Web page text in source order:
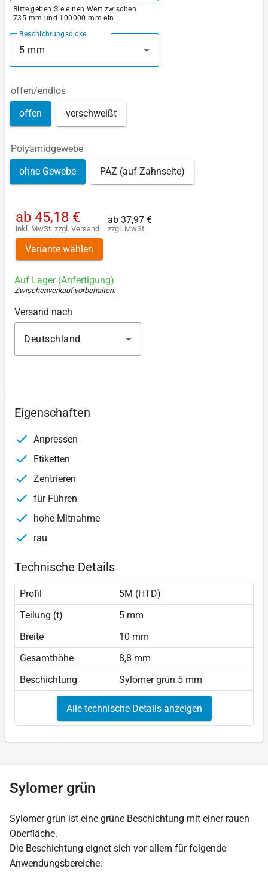
Bitte geben Sie einen Wert zwischen
735 mm und 100000 mm ein.
Beschichtungsdicke
5 mm
offen/endlos
offen verschweißt
Polyamidgewebe
ohne Gewebe PAZ (auf Zahnseite)
ab 45,18 €
inkl. MwSt. zzgl. Versand
ab 37,97 €
zzgl. MwSt.
Variante wählen
Auf Lager (Anfertigung)
Zwischenverkauf vorbehalten.
Versand nach
Deutschland
Eigenschaften
Anpressen
Etiketten
Zentrieren
für Führen
hohe Mitnahme
rau
Technische Details
Profil
5M (HTD)
Teilung (t)
5 mm
Breite
10 mm
Gesamthöhe
8,8 mm
Beschichtung
Sylomer grün 5 mm
Alle technische Details anzeigen
Sylomer grün
Sylomer grün ist eine grüne Beschichtung mit einer rauen
Oberfläche.
Die Beschichtung eignet sich vor allem für folgende
Anwendungsbereiche: